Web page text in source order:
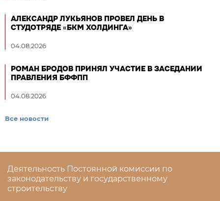
АЛЕКСАНДР ЛУКЬЯНОВ ПРОВЕЛ ДЕНЬ В
СТУДОТРЯДЕ «БКМ ХОЛДИНГА»
04.08.2026
РОМАН БРОДОВ ПРИНЯЛ УЧАСТИЕ В ЗАСЕДАНИИ
ПРАВЛЕНИЯ БФФПП
04.08.2026
Все новости
Деятельность Постоянной комиссии по
законодательству и государственному
строительству